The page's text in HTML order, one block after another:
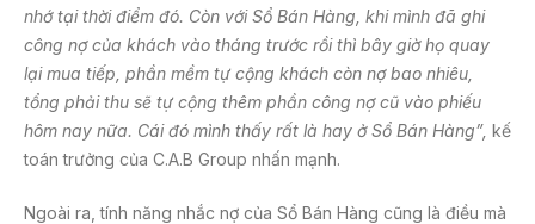
nhớ tại thời điểm đó. Còn với Sổ Bán Hàng, khi mình đã ghi
công nợ của khách vào tháng trước rồi thì bây giờ họ quay
lại mua tiếp, phần mềm tự cộng khách còn nợ bao nhiêu,
tổng phải thu sẽ tự cộng thêm phần công nợ cũ vào phiếu
hôm nay nữa. Cái đó mình thấy rất là hay ở Sổ Bán Hàng”, kế
toán trưởng của C.A.B Group nhấn mạnh.
Ngoài ra, tính năng nhắc nợ của Sổ Bán Hàng cũng là điều mà